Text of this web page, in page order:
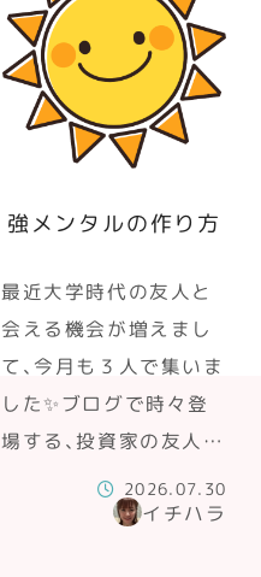
強メンタルの作り方
最近大学時代の友人と
会える機会が増えまし
て、今月も３人で集いま
した✨ブログで時々登
場する、投資家の友人…
2026.07.30
イチハラ